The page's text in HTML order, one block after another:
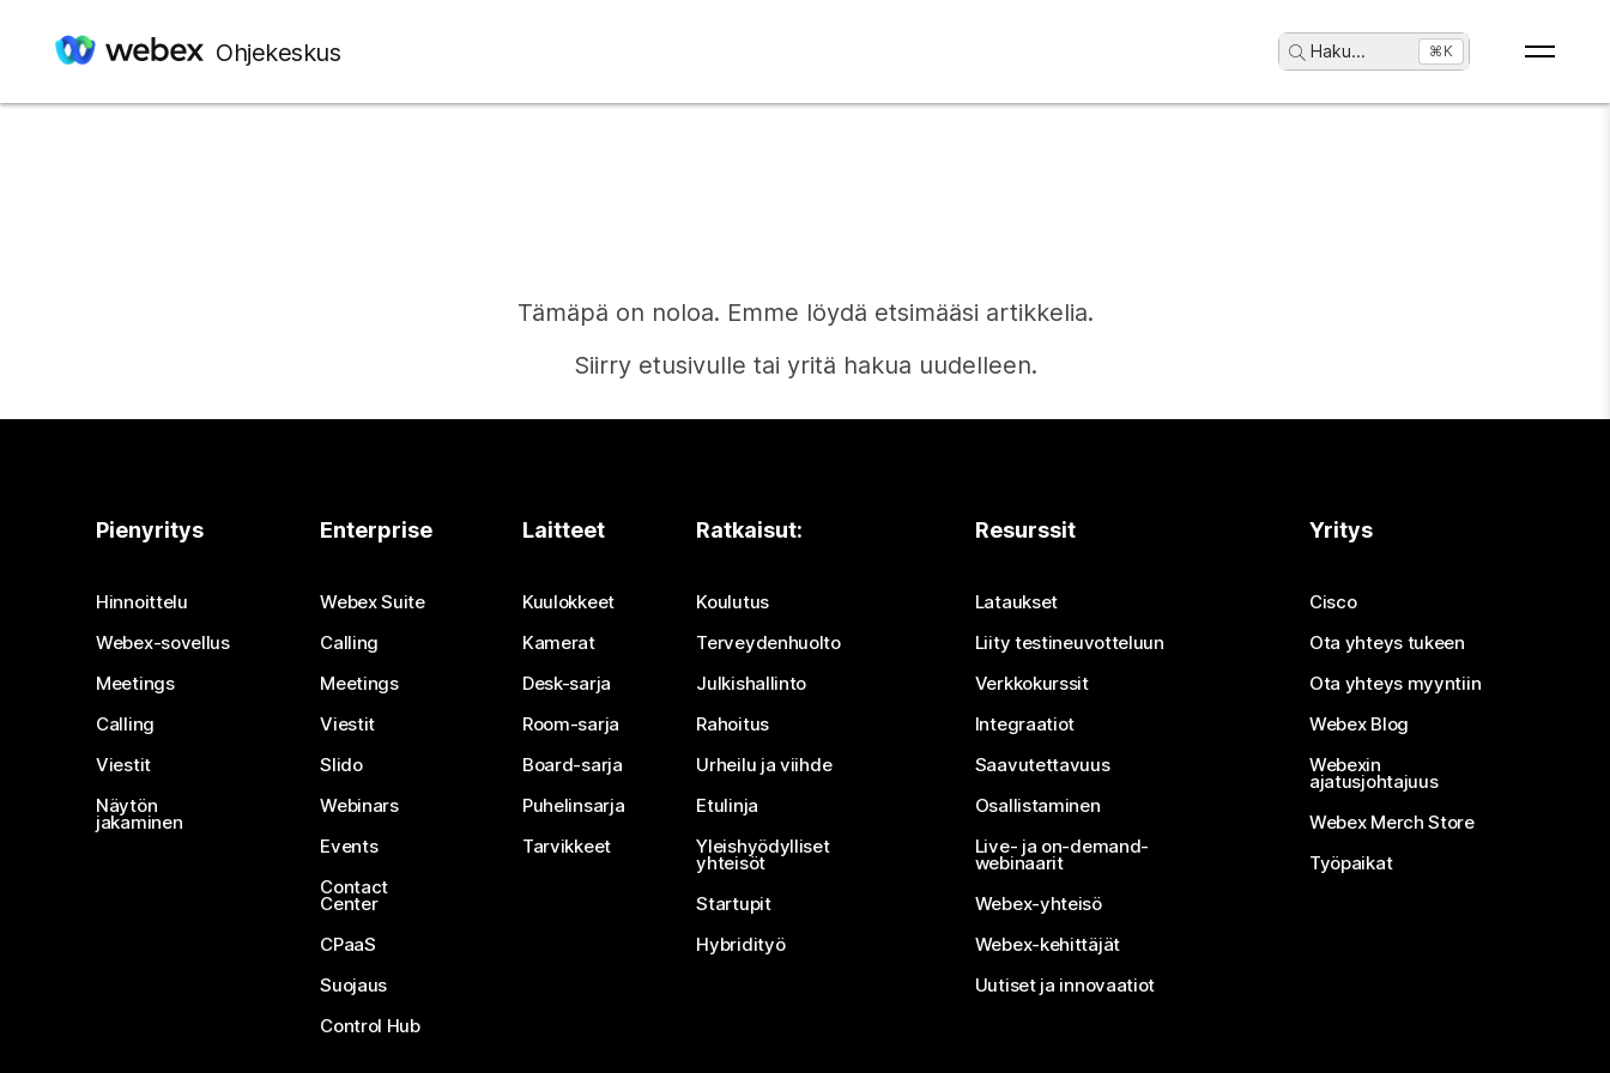
Ohjekeskus Haku... ⌘K
Tämäpä on noloa. Emme löydä etsimääsi artikkelia.
Siirry etusivulle tai yritä hakua uudelleen.
Tarvitsetko vastauksen?
Lähetä kysymys
Pienyritys
Hinnoittelu
Webex-sovellus
Meetings
Calling
Viestit
Näytön
jakaminen
Enterprise
Webex Suite
Calling
Meetings
Viestit
Slido
Webinars
Events
Contact
Center
CPaaS
Suojaus
Control Hub
Laitteet
Kuulokkeet
Kamerat
Desk-sarja
Room-sarja
Board-sarja
Puhelinsarja
Tarvikkeet
Ratkaisut:
Koulutus
Terveydenhuolto
Julkishallinto
Rahoitus
Urheilu ja viihde
Etulinja
Yleishyödylliset
yhteisöt
Startupit
Hybridityö
Resurssit
Lataukset
Liity testineuvotteluun
Verkkokurssit
Integraatiot
Saavutettavuus
Osallistaminen
Live- ja on-demand-
webinaarit
Webex-yhteisö
Webex-kehittäjät
Uutiset ja innovaatiot
Yritys
Cisco
Ota yhteys tukeen
Ota yhteys myyntiin
Webex Blog
Webexin
ajatusjohtajuus
Webex Merch Store
Työpaikat